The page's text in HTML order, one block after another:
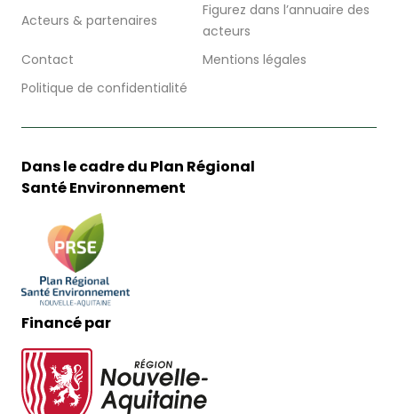
Acteurs & partenaires
Figurez dans l’annuaire des
acteurs
Contact
Mentions légales
Politique de confidentialité
Dans le cadre du Plan Régional
Santé Environnement
Financé par